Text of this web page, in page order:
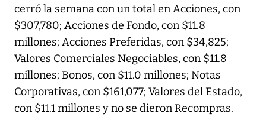
cerró la semana con un total en Acciones, con
$307,780; Acciones de Fondo, con $11.8
millones; Acciones Preferidas, con $34,825;
Valores Comerciales Negociables, con $11.8
millones; Bonos, con $11.0 millones; Notas
Corporativas, con $161,077; Valores del Estado,
con $11.1 millones y no se dieron Recompras.